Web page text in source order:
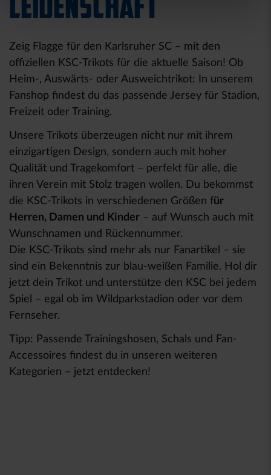
Zeig Flagge für den Karlsruher SC – mit den
offiziellen KSC-Trikots für die aktuelle Saison! Ob
Heim-, Auswärts- oder Ausweichtrikot: In unserem
Fanshop findest du das passende Jersey für Stadion,
Freizeit oder Training.
Unsere Trikots überzeugen nicht nur mit ihrem
einzigartigen Design, sondern auch mit hoher
Qualität und Tragekomfort – perfekt für alle, die
ihren Verein mit Stolz tragen wollen. Du bekommst
die KSC-Trikots in verschiedenen Größen für
Herren, Damen und Kinder – auf Wunsch auch mit
Wunschnamen und Rückennummer.
Die KSC-Trikots sind mehr als nur Fanartikel – sie
sind ein Bekenntnis zur blau-weißen Familie. Hol dir
jetzt dein Trikot und unterstütze den KSC bei jedem
Spiel – egal ob im Wildparkstadion oder vor dem
Fernseher.
Tipp: Passende Trainingshosen, Schals und Fan-
Accessoires findest du in unseren weiteren
Kategorien – jetzt entdecken!